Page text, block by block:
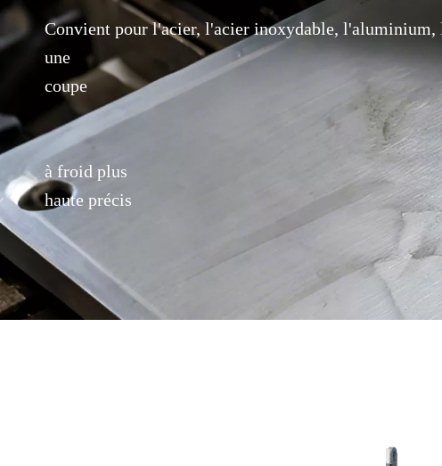
Convient pour l'acier, l'acier inoxydable, l'aluminium,
une
coupe
à froid plus
haute précis